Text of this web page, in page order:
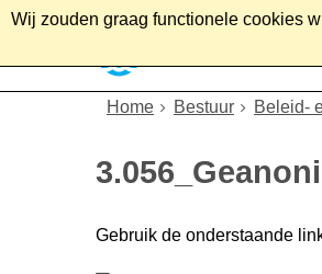
Wij zouden graag functionele cookies
Home Bestuur Beleid-
Gebruik de onderstaande